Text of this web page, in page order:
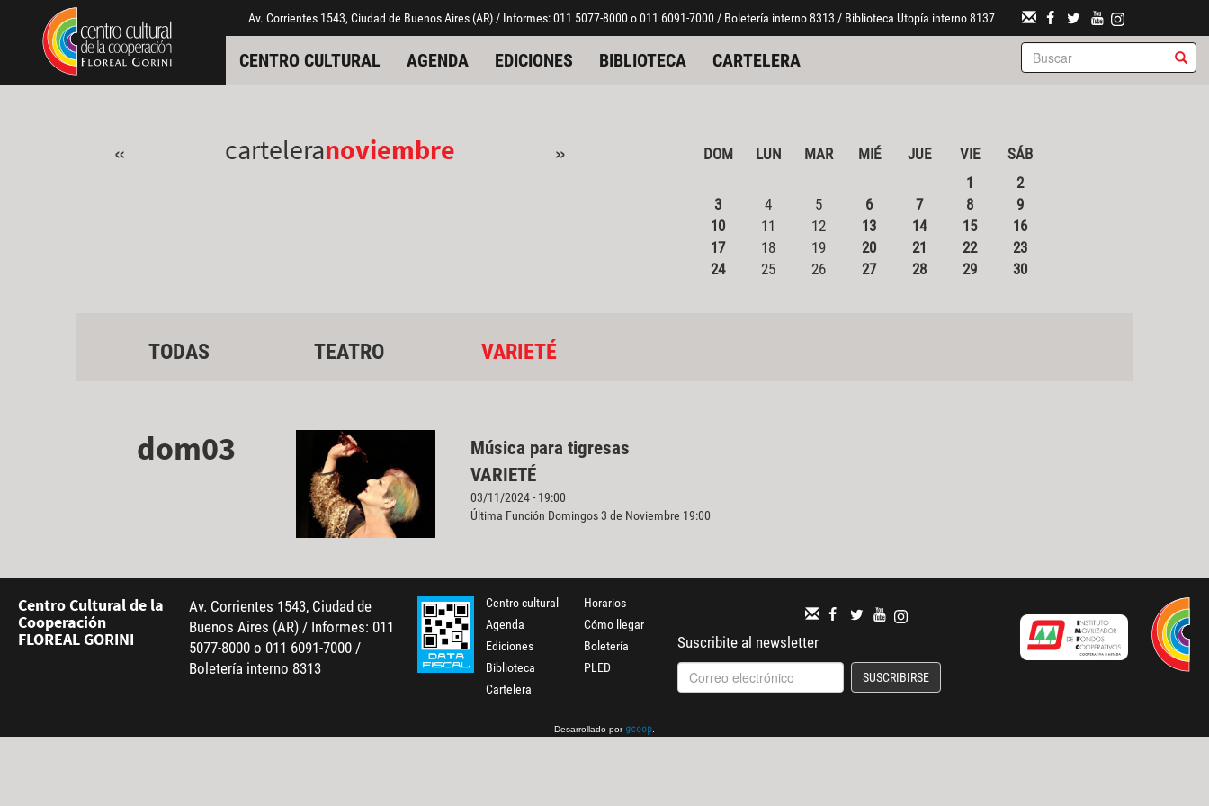
Pasar al contenido principal
Jump to main content Av. Corrientes 1543, Ciudad de Buenos Aires (AR) / Informes: 011 5077-8000 o 011 6091-7000 / Boletería interno 8313 / Biblioteca Utopía interno 8137
CENTRO CULTURAL AGENDA EDICIONES BIBLIOTECA CARTELERA
« carteleranoviembre » DOM LUN MAR MIÉ JUE VIE
SÁB
1
2
3
4 5 6 7 8
9
10
11 12 13 14 15
16
17
18 19 20 21 22
23
24
25 26 27 28 29 30
TODAS TEATRO VARIETÉ
dom03
Música para tigresas
VARIETÉ
03/11/2024 - 19:00
Última Función Domingos 3 de Noviembre 19:00
Centro Cultural de la
Cooperación
FLOREAL GORINI
Av. Corrientes 1543, Ciudad de
Buenos Aires (AR) / Informes: 011
5077-8000 o 011 6091-7000 /
Boletería interno 8313
Centro cultural
Agenda
Ediciones
Biblioteca
Cartelera
Horarios
Cómo llegar
Boletería
PLED
Suscribite al newsletter
SUSCRIBIRSE
Desarrollado por gcoop